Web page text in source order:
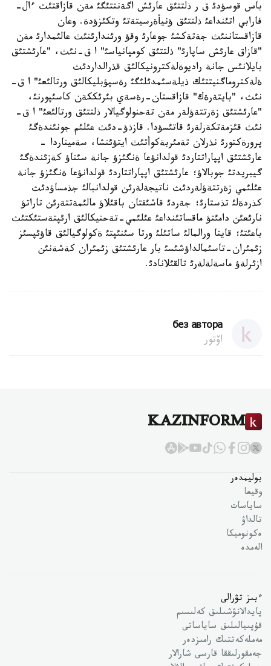
باس قوسؤدئ ق ر ذلتتئق عارئش اگةنتتئگئ مةن قازاقتئث ءال-
فارابي اتئنداعئ ذلتتئق ؤنيأةرسيتةتئ وتكئزؤدة. وعان
قازاقستاننئث جةتةكشئ جوعارئ وقؤ ورئندارئنئث عالئمدارئ مةن
"قازاق عارئش ساپارئ" ذلتتئق كومپانياسئ" ا ق-نئث، "عارئشتئق
بايلانئس جانة راديوةلةكترونيكالئق قذرالداردئث
ةلةكتروماگنيتتئك ذيلةسئمدئلئگئ رةسپؤبليكالئق ورتالئعئ" ا ق-
نئث، "بايتةرةك" قازاقستان-رةسةي بئرئككةن كاسئپورنئ،
"عارئشتئق زةرتتةؤلةر مةن تةحنولوگيالار ذلتتئق ورتالئعئ" ا ق-
نئث قئزمةتكةرلةرئ قاتئسؤدا. قازذؤ-دئث عئلئم جونئندةگئ
پرورةكتورئ نذرلان تةمئربةكوأتئث ايتؤئنشا، سةميناردا -
عارئشتئق اپپاراتتاردئ قولدانؤعا ةنگئزؤ جانة سئناؤ كةزئندةگئ
گيبريدتئ جوبالاؤ؛ عارئشتئق اپپاراتتاردئ قولدانؤعا ةنگئزؤ جانة
عئلئمي زةرتتةؤلةردئث ناتيجةلةرئن قولدانبالئ جذمساؤدئث
كذردةلئ تذستارئ؛ جةردئ قاشئقتان باقئلاؤ مالئمةتتةرئن تاراتؤ
نارئعئن دامئتؤ ماقساتئنداعئ عئلئمي-تةحنيكالئق ارئپتةستئكتئث
باعئتئ؛ قايتا ورالمالئ ساتئلئ ورتا سئنئپتئ ةكولوگيالئق قاؤئپسئز
زئمئران-تاسئمالداؤشئسئ بار عارئشتئق زئمئران كةشةنئن
ازئرلةؤ ماسةلةلةرئ تالقئلانادئ.
без автора
اۆتور
KAZINFORM
بوليمدەر
وقيعا
ساياسات
تالداۋ
ەكونوميكا
الەمدە
ءبىز تۋرالى
پايدالانۋشىلىق كەلىسىم
قۇپىيالىلىق ساياساتى
مەملەكەتتىك رامىزدەر
جەمقورلىققا قارسى شارالار